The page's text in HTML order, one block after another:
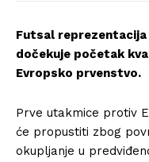
Futsal reprezentacija
dočekuje početak
Evropsko prvenstvo.
Prve utakmice protiv
će propustiti zbog
okupljanje u